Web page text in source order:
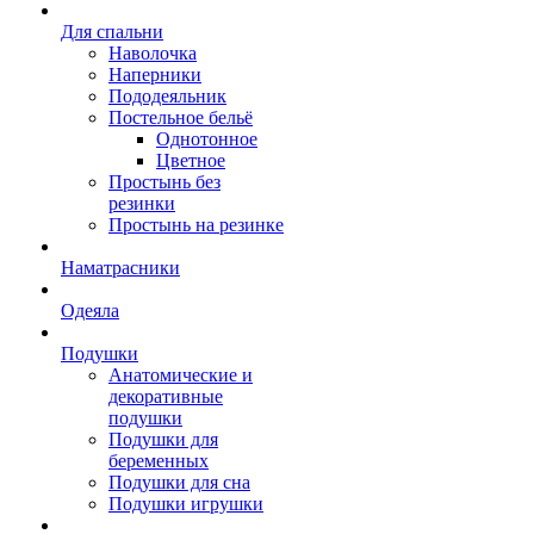
Для спальни
Наволочка
Наперники
Пододеяльник
Постельное бельё
Однотонное
Цветное
Простынь без
резинки
Простынь на резинке
Наматрасники
Одеяла
Подушки
Анатомические и
декоративные
подушки
Подушки для
беременных
Подушки для сна
Подушки игрушки